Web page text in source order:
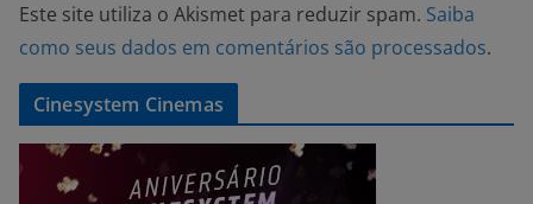
Este site utiliza o Akismet para reduzir spam. Saiba
como seus dados em comentários são processados.
Cinesystem Cinemas